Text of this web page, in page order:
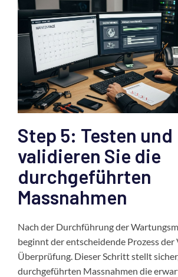
Step 5: Testen und
validieren Sie die
durchgeführten
Massnahmen
Nach der Durchführung der
beginnt der entscheidende Prozess
Überprüfung. Dieser Schritt stellt
durchgeführten Massnahmen die